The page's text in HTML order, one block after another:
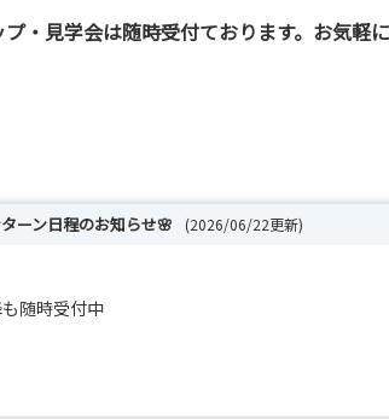
・見学会は随時受付ております。お気軽
ーン日程のお知らせ🌸 (2026/06/22更新)
随時受付中
の除く）11：00～12：00も随時受け付けておりま